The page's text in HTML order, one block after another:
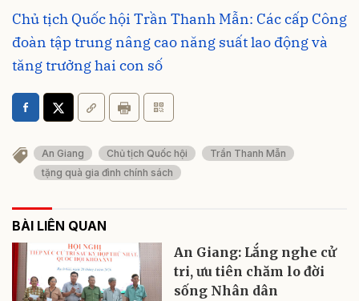
Chủ tịch Quốc hội Trần Thanh Mẫn: Các cấp Công
đoàn tập trung nâng cao năng suất lao động và
tăng trưởng hai con số
An Giang Chủ tịch Quốc hội
Trần Thanh Mẫn
tặng quà gia đình chính sách
BÀI LIÊN QUAN
An Giang: Lắng nghe cử
tri, ưu tiên chăm lo đời
sống Nhân dân